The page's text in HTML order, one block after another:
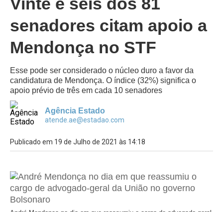
senadores citam apoio a
Mendonça no STF
Esse pode ser considerado o núcleo duro a favor da
candidatura de Mendonça. O índice (32%) significa o
apoio prévio de três em cada 10 senadores
Agência Estado
atende.ae@estadao.com
Publicado em 19 de Julho de 2021 às 14:18